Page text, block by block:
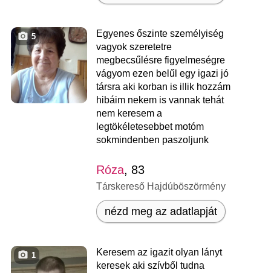
5
Egyenes őszinte személyiség
vagyok szeretetre
megbecsűlésre figyelmeségre
vágyom ezen belűl egy igazi jó
társra aki korban is illik hozzám
hibáim nekem is vannak tehát
nem keresem a
legtökéletesebbet motóm
sokmindenben paszoljunk
Róza, 83
Társkereső Hajdúböszörmény
nézd meg az adatlapját
1
Keresem az igazit olyan lányt
keresek aki szívből tudna